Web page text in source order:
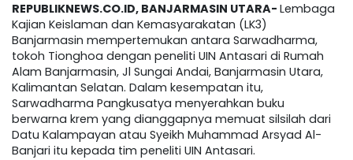
REPUBLIKNEWS.CO.ID, BANJARMASIN UTARA- Lembaga
Kajian Keislaman dan Kemasyarakatan (LK3)
Banjarmasin mempertemukan antara Sarwadharma,
tokoh Tionghoa dengan peneliti UIN Antasari di Rumah
Alam Banjarmasin, Jl Sungai Andai, Banjarmasin Utara,
Kalimantan Selatan. Dalam kesempatan itu,
Sarwadharma Pangkusatya menyerahkan buku
berwarna krem yang dianggapnya memuat silsilah dari
Datu Kalampayan atau Syeikh Muhammad Arsyad Al-
Banjari itu kepada tim peneliti UIN Antasari.